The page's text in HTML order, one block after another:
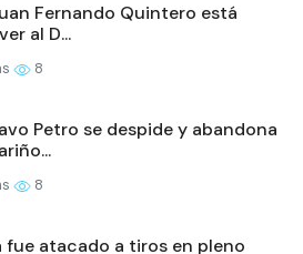
Fernando Quintero está
al D...
8
Petro se despide y abandona
8
atacado a tiros en pleno